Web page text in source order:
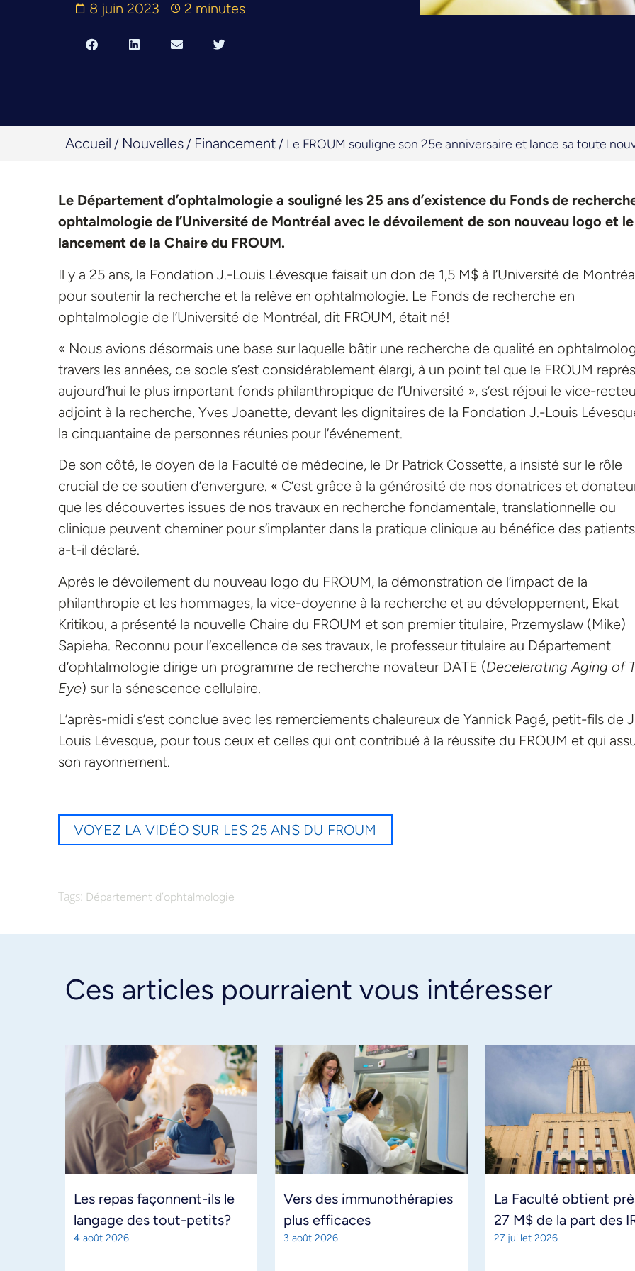
8 juin 2023 2 minutes
Accueil / Nouvelles / Financement / Le FROUM souligne son 25e anniversaire et lance sa toute
Le Département d’ophtalmologie a souligné les 25 ans d’existence du Fonds de
ophtalmologie de l’Université de Montréal avec le dévoilement de son nouveau logo et le
lancement de la Chaire du FROUM.
Il y a 25 ans, la Fondation J.-Louis Lévesque faisait un don de 1,5 M$ à l’Université de
pour soutenir la recherche et la relève en ophtalmologie. Le Fonds de recherche en
ophtalmologie de l’Université de Montréal, dit FROUM, était né!
« Nous avions désormais une base sur laquelle bâtir une recherche de qualité en
travers les années, ce socle s’est considérablement élargi, à un point tel que le FROUM
aujourd’hui le plus important fonds philanthropique de l’Université », s’est réjoui le vice-
adjoint à la recherche, Yves Joanette, devant les dignitaires de la Fondation J.-Louis
la cinquantaine de personnes réunies pour l’événement.
De son côté, le doyen de la Faculté de médecine, le Dr Patrick Cossette, a insisté sur le rôle
crucial de ce soutien d’envergure. « C’est grâce à la générosité de nos donatrices et
que les découvertes issues de nos travaux en recherche fondamentale, translationnelle ou
clinique peuvent cheminer pour s’implanter dans la pratique clinique au bénéfice des
a-t-il déclaré.
Après le dévoilement du nouveau logo du FROUM, la démonstration de l’impact de la
philanthropie et les hommages, la vice-doyenne à la recherche et au développement, Ekat
Kritikou, a présenté la nouvelle Chaire du FROUM et son premier titulaire, Przemyslaw (Mike)
Sapieha. Reconnu pour l’excellence de ses travaux, le professeur titulaire au Département
d’ophtalmologie dirige un programme de recherche novateur DATE (Decelerating Aging of
Eye) sur la sénescence cellulaire.
L’après-midi s’est conclue avec les remerciements chaleureux de Yannick Pagé, petit-fils de
Louis Lévesque, pour tous ceux et celles qui ont contribué à la réussite du FROUM et qui
son rayonnement.
VOYEZ LA VIDÉO SUR LES 25 ANS DU FROUM
Tags: Département d’ophtalmologie
Ces articles pourraient vous intéresser
Les repas façonnent-ils le
langage des tout-petits?
4 août 2026
Vers des immunothérapies
plus efficaces
3 août 2026
La Faculté obtient
27 M$ de la part des
27 juillet 2026